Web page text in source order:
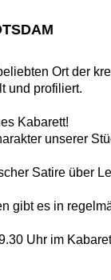
Ort der
und profiliert.
Kabarett!
unserer
Satire über
gibt es in
Uhr im